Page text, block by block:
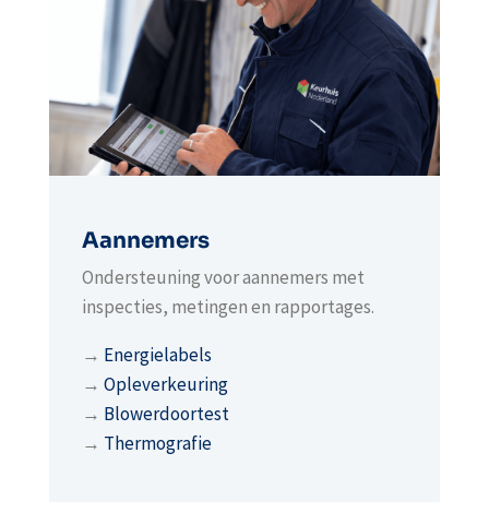
Aannemers
Ondersteuning voor aannemers met
inspecties, metingen en rapportages.
→ Energielabels
→ Opleverkeuring
→ Blowerdoortest
→ Thermografie